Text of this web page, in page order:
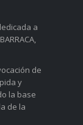
a
de
y
la base
de la